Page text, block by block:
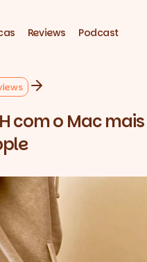
Reviews Podcast
com o Mac